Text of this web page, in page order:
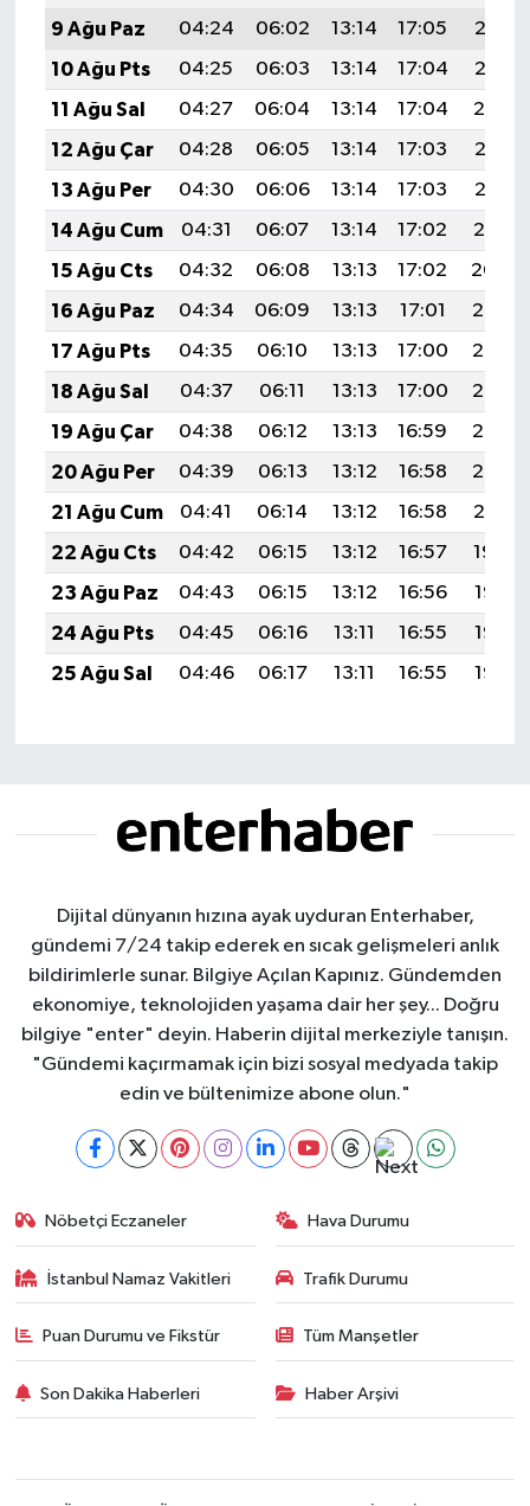
9 Ağu Paz
04:24 06:02 13:14 17:05
20:17
10 Ağu Pts
04:25 06:03 13:14 17:04
20:16
11 Ağu Sal
04:27 06:04 13:14 17:04
20:14
12 Ağu Çar
04:28 06:05 13:14 17:03
20:13
13 Ağu Per
04:30 06:06 13:14 17:03
20:12
14 Ağu Cum
04:31 06:07 13:14 17:02
20:10
15 Ağu Cts
04:32 06:08 13:13 17:02
20:09
16 Ağu Paz
04:34 06:09 13:13 17:01
20:08
17 Ağu Pts
04:35 06:10 13:13 17:00
20:06
18 Ağu Sal
04:37 06:11 13:13 17:00
20:05
19 Ağu Çar
04:38 06:12 13:13 16:59
20:03
20 Ağu Per
04:39 06:13 13:12 16:58
20:02
21 Ağu Cum
04:41 06:14 13:12 16:58
20:01
22 Ağu Cts
04:42 06:15 13:12 16:57
19:59
23 Ağu Paz
04:43 06:15 13:12 16:56
19:58
24 Ağu Pts
04:45 06:16 13:11 16:55
19:56
25 Ağu Sal
04:46 06:17 13:11 16:55 19:55
Dijital dünyanın hızına ayak uyduran Enterhaber,
gündemi 7/24 takip ederek en sıcak gelişmeleri anlık
bildirimlerle sunar. Bilgiye Açılan Kapınız. Gündemden
ekonomiye, teknolojiden yaşama dair her şey... Doğru
bilgiye "enter" deyin. Haberin dijital merkeziyle tanışın.
"Gündemi kaçırmamak için bizi sosyal medyada takip
edin ve bültenimize abone olun."
Nöbetçi Eczaneler Hava Durumu
İstanbul Namaz Vakitleri Trafik Durumu
Puan Durumu ve Fikstür Tüm Manşetler
Son Dakika Haberleri Haber Arşivi